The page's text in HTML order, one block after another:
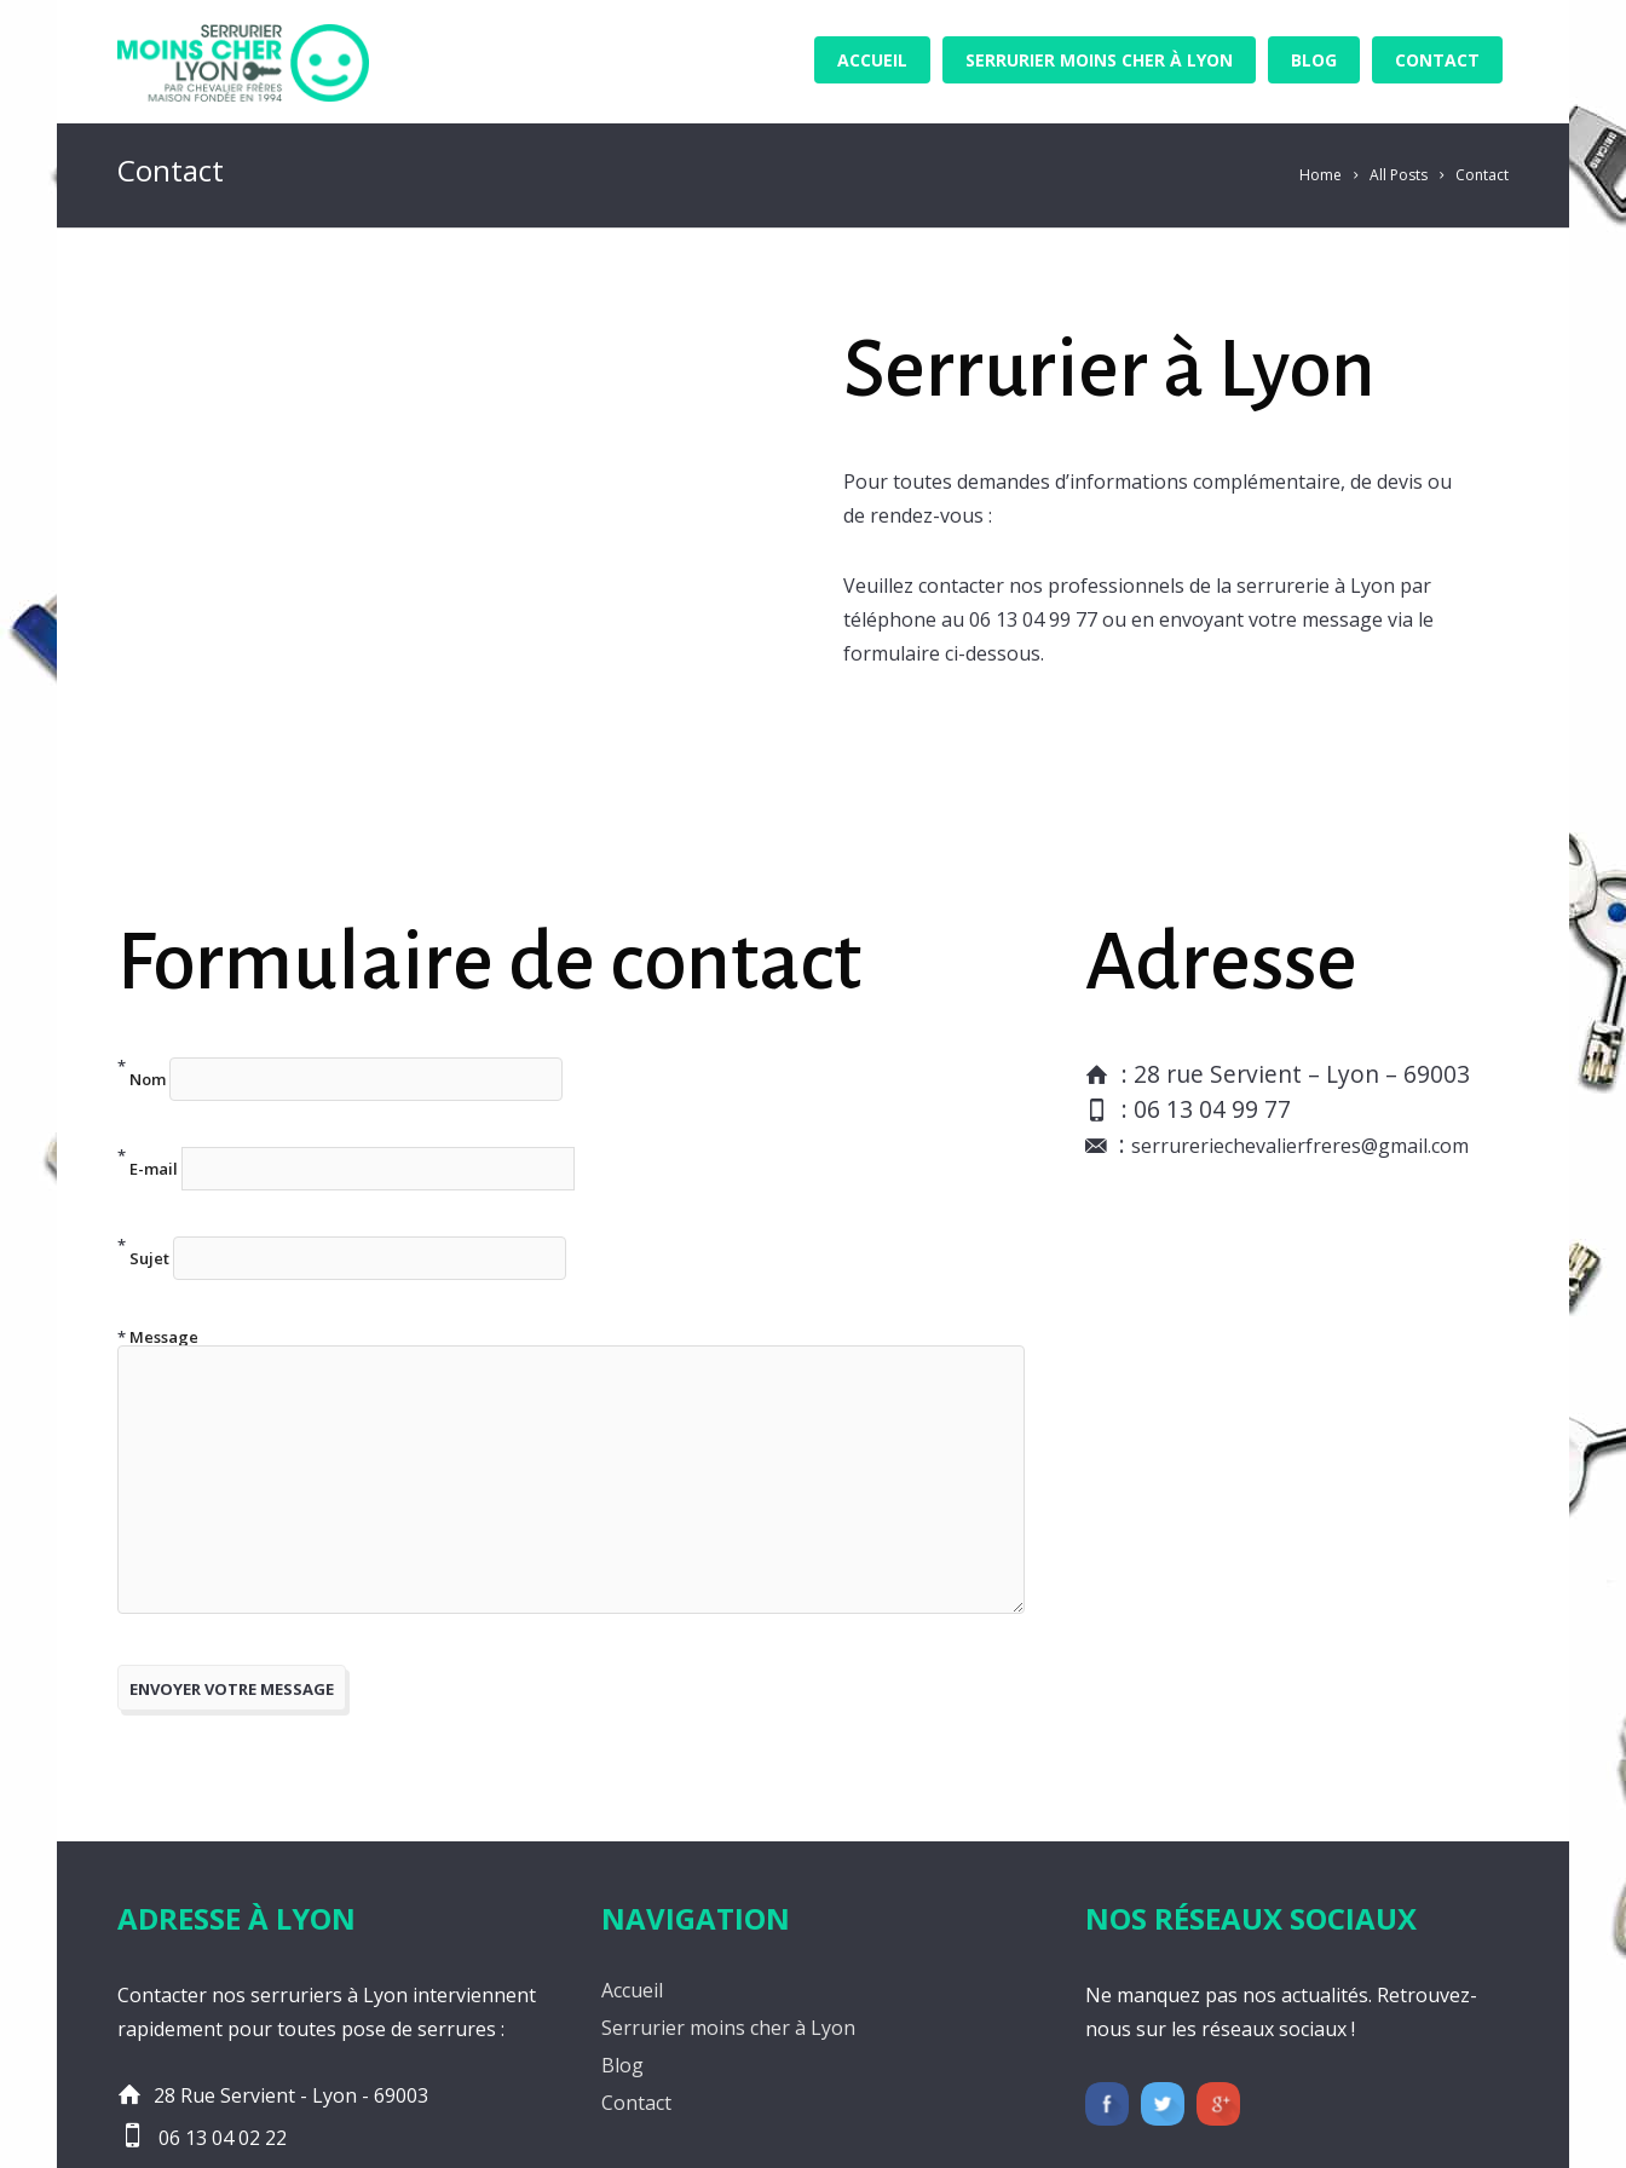
ACCUEIL SERRURIER MOINS CHER À LYON BLOG CONTACT
Home All Posts Contact
Contact
Serrurier à Lyon
Pour toutes demandes d’informations complémentaire, de devis ou
de rendez-vous :
Veuillez contacter nos professionnels de la serrurerie à Lyon par
téléphone au 06 13 04 99 77 ou en envoyant votre message via le
formulaire ci-dessous.
Formulaire de contact
Nom
E-mail
Sujet
Message
Adresse
: 28 rue Servient – Lyon – 69003
: 06 13 04 99 77
: serrureriechevalierfreres@gmail.com
ADRESSE À LYON
Contacter nos serruriers à Lyon interviennent
rapidement pour toutes pose de serrures :
28 Rue Servient - Lyon - 69003
06 13 04 02 22
NAVIGATION
Accueil
Serrurier moins cher à Lyon
Blog
Contact
NOS RÉSEAUX SOCIAUX
Ne manquez pas nos actualités. Retrouvez-
nous sur les réseaux sociaux !